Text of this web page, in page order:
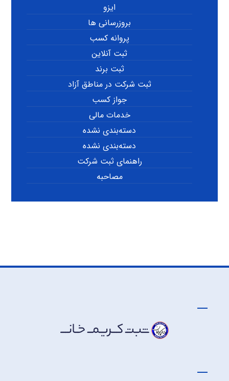
ایزو
بروزرسانی ها
پروانه کسب
ثبت آنلاین
ثبت برند
ثبت شرکت در مناطق آزاد
جواز کسب
خدمات مالی
دسته‌بندی نشده
دسته‌بندی نشده
راهنمای ثبت شرکت
مصاحبه